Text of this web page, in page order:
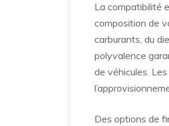
La compatibilité
composition de
carburants, du
polyvalence
de véhicules.
Des options de